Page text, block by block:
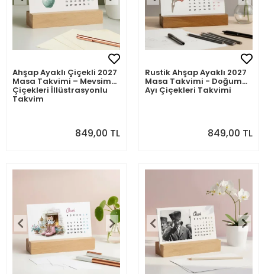
Ahşap Ayaklı Çiçekli 2027
Masa Takvimi – Mevsim
Çiçekleri İllüstrasyonlu
Takvim
849,00 TL
Rustik Ahşap Ayaklı 2027
Masa Takvimi - Doğum
Ayı Çiçekleri Takvimi
849,00 TL